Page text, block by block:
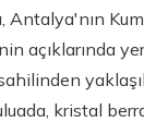
Antalya'nın
açıklarında
kristal